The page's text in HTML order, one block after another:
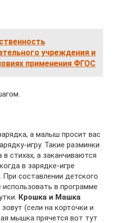
учреждения и
применения ФГОС
а малыш просит вас
игру. Такие разминки
стихах, а заканчиваются
в зарядке-игре
составлении детского
в программе
Крошка и Машка
(сели на корточки и
мышка прячется вот тут